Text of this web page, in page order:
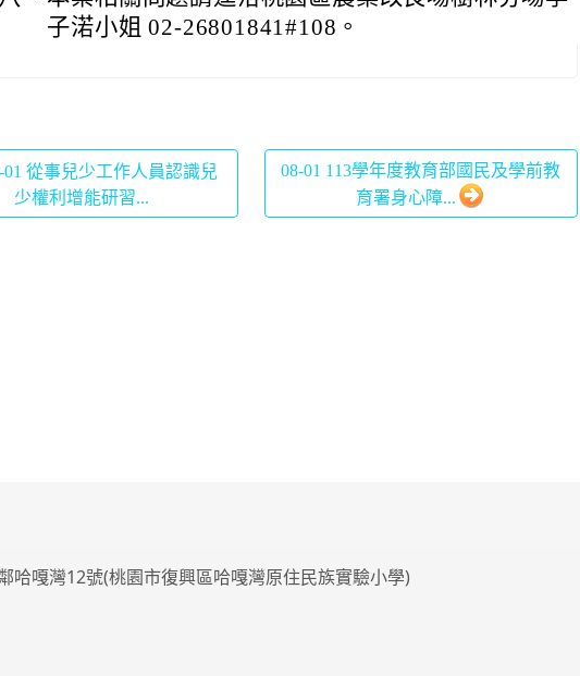
子渃小姐 02-26801841#108。
01 從事兒少工作人員認識兒
少權利增能研習...
08-01 113學年度教育部國民及學前教
育署身心障...
哈嘎灣12號(桃園市復興區哈嘎灣原住民族實驗小學)